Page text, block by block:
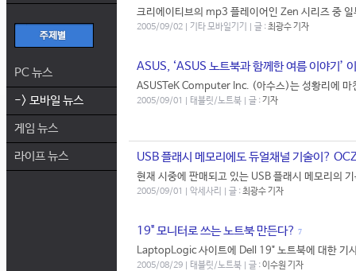
PC 뉴스
-> 모바일 뉴스
게임 뉴스
라이프 뉴스
크리에이티브의 mp3 플레이어인 Zen 시리즈 중
2005/09/02 | 기타 모바일기기 | 글 :최광수 기자
ASUS, ‘ASUS 노트북과 함께한 여름 이야기’
ASUSTeK Computer Inc. (아수스)는 성황리에 마
2005/09/01 | 태블릿/노트북 | 글 :기자
USB 플래시 메모리에도 듀얼채널 기술이?
현재 시중에 판매되고 있는 USB 플래시 메모리의
2005/09/01 | 악세사리 | 글 :최광수 기자
19" 모니터로 쓰는 노트북 만든다? 7
LaptopLogic 사이트에 Dell 19" 노트북에 대한 기
2005/08/29 | 태블릿/노트북 | 글 :이수원 기자